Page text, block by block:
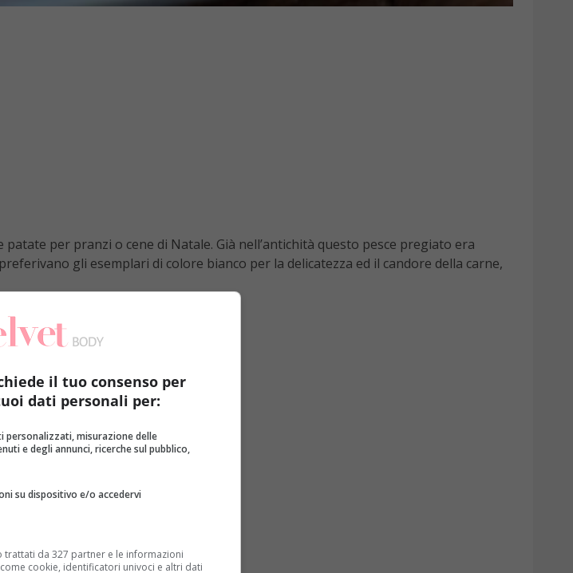
per pranzi o cene di Natale. Già nell’antichità questo pesce pregiato era
gli esemplari di colore bianco per la delicatezza ed il candore della carne,
il tuo consenso per
dati personali per:
personalizzati, misurazione delle
e degli annunci, ricerche sul pubblico,
su dispositivo e/o accedervi
da 327 partner e le informazioni
cookie, identificatori univoci e altri dati